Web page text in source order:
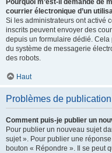
Pourquoi m’est-il demandé de
courrier électronique d’un
Si les administrateurs ont activé
inscrits peuvent envoyer des
depuis un formulaire dédié. Cela
du système de messagerie
des robots.
Haut
Problèmes de publication
Comment puis-je publier un
Pour publier un nouveau sujet
sujet ». Pour publier une
bouton « Répondre ». Il se peut